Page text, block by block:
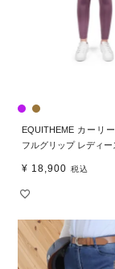
EQUITHEME カーリ
フルグリップ レディー
¥ 18,900 税込